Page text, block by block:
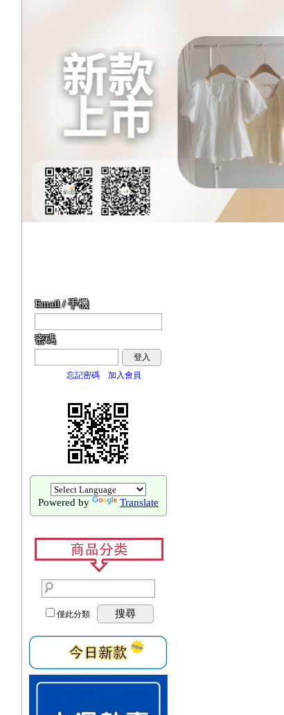
Email / 手機
密碼
登入
忘記密碼
加入會員
Powered by Translate
僅此分類 搜尋